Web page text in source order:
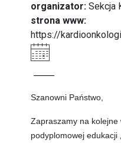
organizator: Sekcja
strona www:
https://
Szanowni Państwo,
Zapraszamy na kolejne
podyplomowej edukacji